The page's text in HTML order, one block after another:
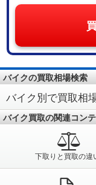
バイクの買取相場検索
バイク別で買取相
バイク買取の関連コン
下取りと買取の違